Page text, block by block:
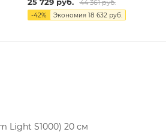
44 361руб.
-42% Экономия 18 632руб.
Light S1000) 20 см